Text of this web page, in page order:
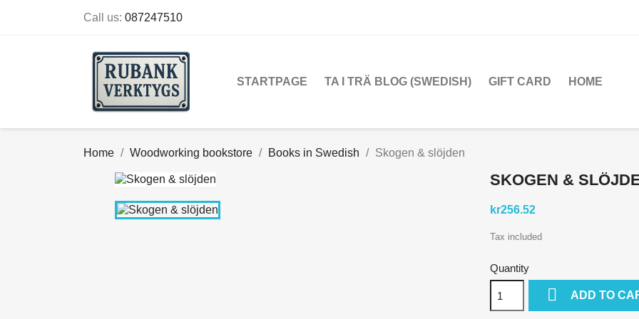
Call us: 087247510
STARTPAGE TA I TRÄ BLOG (SWEDISH) GIFT CARD HOME
Home Woodworking bookstore Books in Swedish Skogen & slöjden
SKOGEN &
kr256.52
Tax included
Quantity
 ADD TO